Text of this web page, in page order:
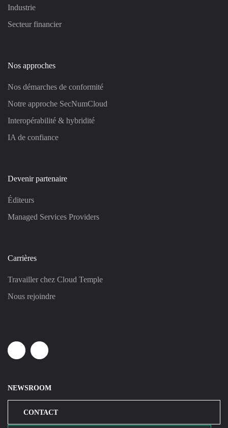
Industrie
Secteur financier
Nos approches
Nos démarches de conformité
Notre approche SecNumCloud
Interopérabilité & hybridité
IA de confiance
Devenir partenaire
Éditeurs
Managed Services Providers
Carrières
Travailler chez Cloud Temple
Nous rejoindre
LinkedinYoutube
NEWSROOM
CONTACT